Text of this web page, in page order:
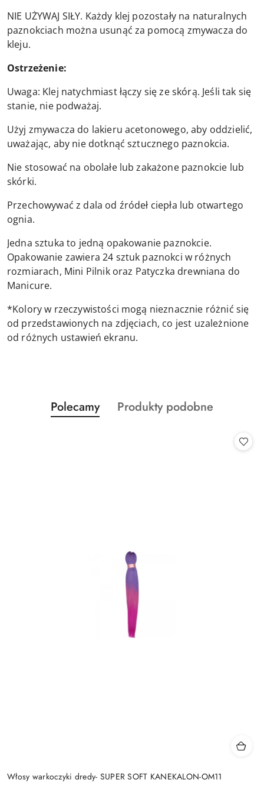
NIE UŻYWAJ SIŁY. Każdy klej pozostały na naturalnych
paznokciach można usunąć za pomocą zmywacza do
kleju.
Ostrzeżenie:
Uwaga: Klej natychmiast łączy się ze skórą. Jeśli tak się
stanie, nie podważaj.
Użyj zmywacza do lakieru acetonowego, aby oddzielić,
uważając, aby nie dotknąć sztucznego paznokcia.
Nie stosować na obolałe lub zakażone paznokcie lub
skórki.
Przechowywać z dala od źródeł ciepła lub otwartego
ognia.
Jedna sztuka to jedną opakowanie paznokcie.
Opakowanie zawiera 24 sztuk paznokci w różnych
rozmiarach, Mini Pilnik oraz Patyczka drewniana do
Manicure.
*Kolory w rzeczywistości mogą nieznacznie różnić się
od przedstawionych na zdjęciach, co jest uzależnione
od różnych ustawień ekranu.
Pomiń karuzelę produktów
Produkty
o
Polecamy
Produkty
Produkty podobne
Włosy warkoczyki dredy- SUPER SOFT KANEKALON-OM11